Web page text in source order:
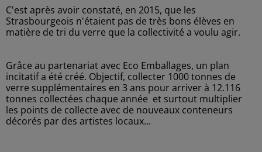
C'est après avoir constaté, en 2015, que les
Strasbourgeois n'étaient pas de très bons élèves en
matière de tri du verre que la collectivité a voulu agir.
Grâce au partenariat avec Eco Emballages, un plan
incitatif a été créé. Objectif, collecter 1000 tonnes de
verre supplémentaires en 3 ans pour arriver à 12.116
tonnes collectées chaque année et surtout multiplier
les points de collecte avec de nouveaux conteneurs
décorés par des artistes locaux...